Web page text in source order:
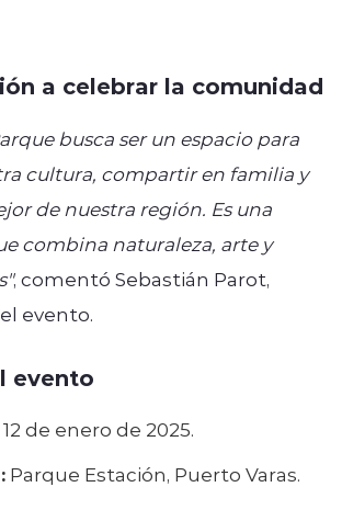
a celebrar la comunidad
busca ser un espacio para
cultura, compartir en familia y
de nuestra región. Es una
combina naturaleza, arte y
, comentó Sebastián Parot,
evento.
evento
12 de enero de 2025.
Parque Estación, Puerto Varas.